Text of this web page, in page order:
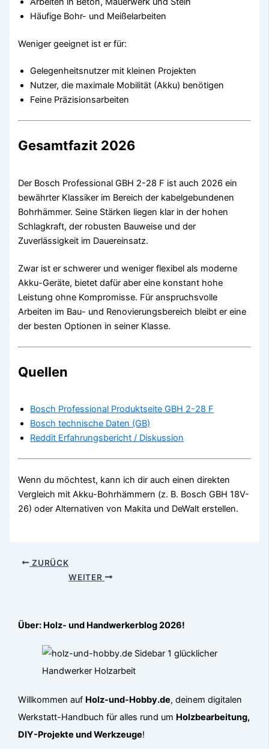
Häufige Bohr- und Meißelarbeiten
Weniger geeignet ist er für:
Gelegenheitsnutzer mit kleinen Projekten
Nutzer, die maximale Mobilität (Akku) benötigen
Feine Präzisionsarbeiten
Gesamtfazit 2026
Der Bosch Professional GBH 2-28 F ist auch 2026 ein
bewährter Klassiker im Bereich der kabelgebundenen
Bohrhämmer. Seine Stärken liegen klar in der hohen
Schlagkraft, der robusten Bauweise und der
Zuverlässigkeit im Dauereinsatz.
Zwar ist er schwerer und weniger flexibel als moderne
Akku-Geräte, bietet dafür aber eine konstant hohe
Leistung ohne Kompromisse. Für anspruchsvolle
Arbeiten im Bau- und Renovierungsbereich bleibt er eine
der besten Optionen in seiner Klasse.
Quellen
Bosch Professional Produktseite GBH 2-28 F
Bosch technische Daten (GB)
Reddit Erfahrungsbericht / Diskussion
Wenn du möchtest, kann ich dir auch einen direkten
Vergleich mit Akku-Bohrhämmern (z. B. Bosch GBH 18V-
26) oder Alternativen von Makita und DeWalt erstellen.
ZURÜCK
WEITER
Über: Holz- und Handwerkerblog 2026!
Willkommen auf Holz-und-Hobby.de, deinem digitalen
Werkstatt-Handbuch für alles rund um Holzbearbeitung,
DIY-Projekte und Werkzeuge!